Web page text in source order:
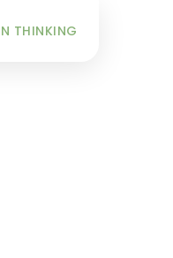
THINKING